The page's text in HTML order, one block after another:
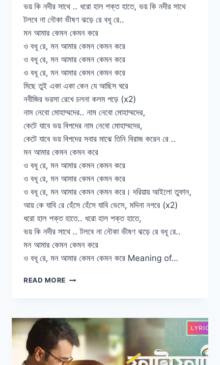
ভয় কি নদীর সাথে .. ধরো হাল শক্ত হাতে, ভয় কি নদীর সাথে
টলবে না নৌকা ভীষণ ঝড়ে রে বধূ রে..
মন আমার কেমন কেমন করে
ও বধূ রে, মন আমার কেমন কেমন করে
ও বধূ রে, মন আমার কেমন কেমন করে
ও বধূ রে, মন আমার কেমন কেমন করে
মিছে তুই একা একা কেন যে আছিস ঘরে
নবীজির ভরসা রেখে চলনা কলম পড়ে (x2)
নাম নেবো মোহাম্মদের.. নাম নেবো মোহাম্মদের,
কেটে যাবে ভয় বিপদের নাম নেবো মোহাম্মদের,
কেটে যাবে ভয় বিপদের সবার মাঝে তিনি বিরাজ করেন রে ..
মন আমার কেমন কেমন করে
ও বধূ রে, মন আমার কেমন কেমন করে
ও বধূ রে, মন আমার কেমন কেমন করে
ও বধূ রে, মন আমার কেমন কেমন করে। দরিয়ায় আইলো তুফান,
আয় কে যাবি রে হেঁসে হেঁসে যাবি ভেসে, মদিনা নগরে (x2)
ধরো হাল শক্ত হাতে.. ধরো হাল শক্ত হাতে,
ভয় কি নদীর সাথে .. টলবে না নৌকা ভীষণ ঝড়ে রে বধূ রে..
মন আমার কেমন কেমন করে
ও বধূ রে, মন আমার কেমন কেমন করে Meaning of…
READ MORE MON
KORE
LYRICS
|
SNIGDHAJIT
BHOWMIK